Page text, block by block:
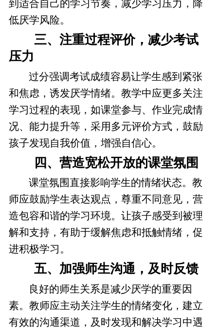
到适合自己的学习节奏，减少学习压力，降
低厌学风险。
三、注重过程评价，减少考试
压力
过分强调考试成绩容易让学生感到紧张
和焦虑，诱发厌学情绪。教学中应更多关注
学习过程的表现，如课堂参与、作业完成情
况、能力提升等，采用多元评价方式，鼓励
孩子发现自我价值，增强自信心。
四、营造宽松开放的课堂氛围
课堂氛围直接影响学生的情绪状态。教
师应鼓励学生表达观点，尊重不同意见，营
造包容和谐的学习环境。让孩子感受到被理
解和支持，有助于缓解焦虑和抵触情绪，促
进积极学习。
五、加强师生沟通，及时反馈
良好的师生关系是减少厌学的重要因
素。教师应主动关注学生的情绪变化，建立
有效的沟通渠道，及时发现和解决学习中遇